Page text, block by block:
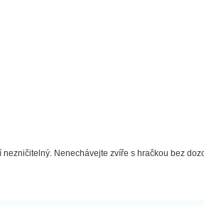
Nenechávejte zvíře s hračkou bez